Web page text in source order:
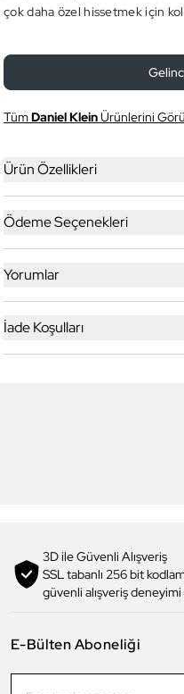
çok daha özel hissetmek için
TümDaniel KleinÜrünlerini
Ürün Özellikleri
Ödeme Seçenekleri
Yorumlar
İade Koşulları
3D ile Güvenli Alışveriş
SSL tabanlı 256 bit
güvenli alışveriş deneyimi
E-Bülten Aboneliği